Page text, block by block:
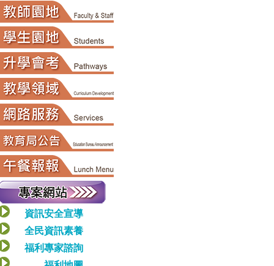
資訊安全宣導
全民資訊素養
福利專家諮詢